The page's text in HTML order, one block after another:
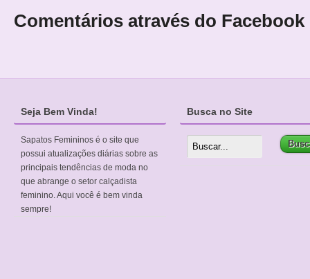
Comentários através do Facebook
Seja Bem Vinda!
Sapatos Femininos é o site que
possui atualizações diárias sobre as
principais tendências de moda no
que abrange o setor calçadista
feminino. Aqui você é bem vinda
sempre!
Busca no Site